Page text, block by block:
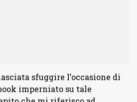
sfuggire l’occasione di
imperniato su tale